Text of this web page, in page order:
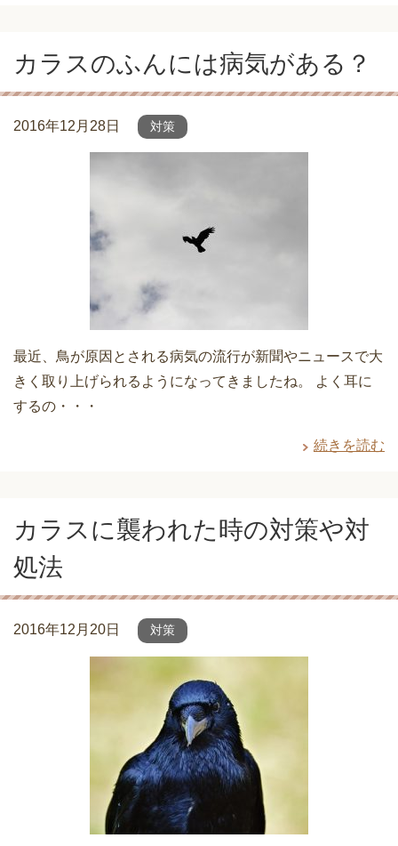
カラスのふんには病気がある？
2016年12月28日 対策
最近、鳥が原因とされる病気の流行が新聞やニュースで大
きく取り上げられるようになってきましたね。 よく耳に
するの・・・
続きを読む
カラスに襲われた時の対策や対
処法
2016年12月20日 対策